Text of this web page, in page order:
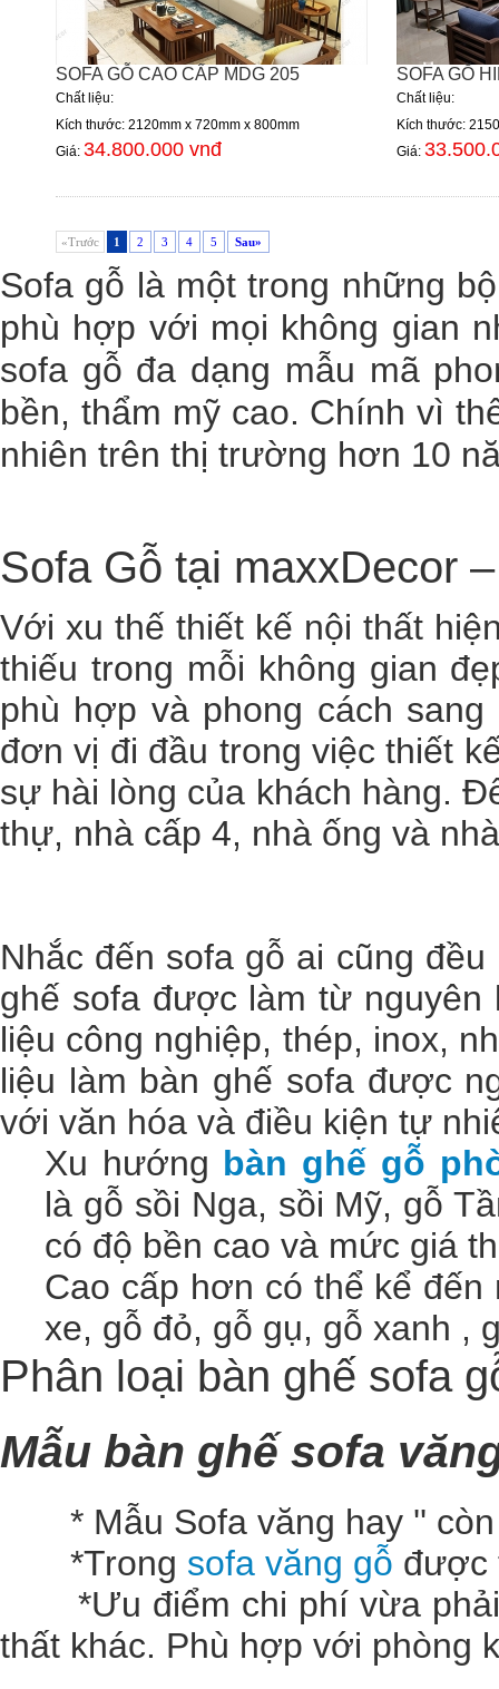
SOFA GỖ CAO CẤP MDG 205
Chất liệu:
Kích thước: 2120mm x 720mm x 800mm
Giá: 34.800.000 vnđ
SOFA GỖ
Chất liệu:
Kích thước:
Giá:
«Trước 1 2 3 4 5 Sau»
Sofa gỗ là một trong những
phù hợp với mọi không gian
sofa gỗ đa dạng mẫu mã
bền, thẩm mỹ cao. Chính vì
nhiên trên thị trường hơn 10
Sofa Gỗ tại maxxDecor
Với xu thế thiết kế nội thất
thiếu trong mỗi không gian
phù hợp và phong cách
đơn vị đi đầu trong việc thiết
sự hài lòng của khách hàng.
thự, nhà cấp 4, nhà ống và
Nhắc đến sofa gỗ ai cũng đều
ghế sofa được làm từ nguyên
liệu công nghiệp, thép, inox,
liệu làm bàn ghế sofa được
với văn hóa và điều kiện tự
Xu hướng bàn ghế gỗ
là gỗ sồi Nga, sồi Mỹ, gỗ
có độ bền cao và mức giá
Cao cấp hơn có thể kể
xe, gỗ đỏ, gỗ gụ, gỗ xanh ,
Phân loại bàn ghế sofa
Mẫu bàn ghế sofa
* Mẫu Sofa văng hay ''
*Trong sofa văng gỗ được
*Ưu điểm chi phí vừa phải,
thất khác. Phù hợp với phòng